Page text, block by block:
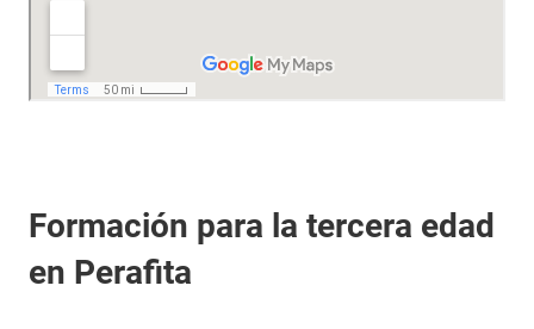
Formación para la tercera edad
en Perafita